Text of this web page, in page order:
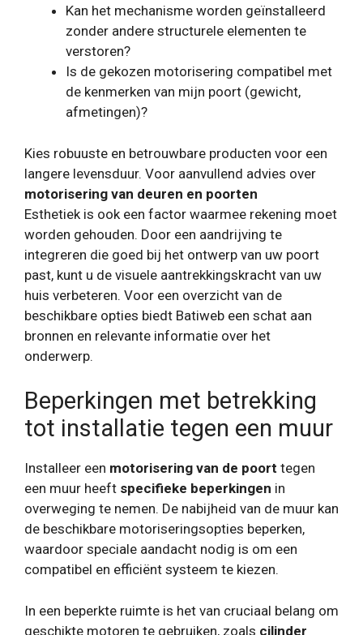
Kan het mechanisme worden geïnstalleerd
zonder andere structurele elementen te
verstoren?
Is de gekozen motorisering compatibel met
de kenmerken van mijn poort (gewicht,
afmetingen)?
Kies robuuste en betrouwbare producten voor een
langere levensduur. Voor aanvullend advies over
motorisering van deuren en poorten
Esthetiek is ook een factor waarmee rekening moet
worden gehouden. Door een aandrijving te
integreren die goed bij het ontwerp van uw poort
past, kunt u de visuele aantrekkingskracht van uw
huis verbeteren. Voor een overzicht van de
beschikbare opties biedt Batiweb een schat aan
bronnen en relevante informatie over het
onderwerp.
Beperkingen met betrekking
tot installatie tegen een muur
Installeer een motorisering van de poort tegen
een muur heeft specifieke beperkingen in
overweging te nemen. De nabijheid van de muur kan
de beschikbare motoriseringsopties beperken,
waardoor speciale aandacht nodig is om een ​​
compatibel en efficiënt systeem te kiezen.
In een beperkte ruimte is het van cruciaal belang om
geschikte motoren te gebruiken, zoals cilinder